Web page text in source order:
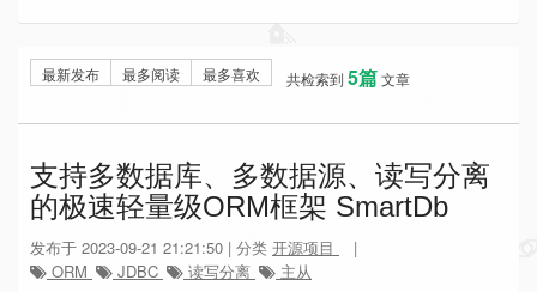
最新发布 最多阅读 最多喜欢 共检索到 5篇文章
支持多数据库、多数据源、读写分离
的极速轻量级ORM框架 SmartDb
发布于 2023-09-21 21:21:50 | 分类 开源项目
|
ORM
JDBC 读写分离 主从